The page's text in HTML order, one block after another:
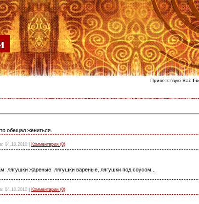
Приветствую Вас
обещал жениться.
04.10.2010 Комментарии (0)
лягушки жареные, лягушки вареные, лягушки под соусом...
04.10.2010 Комментарии (0)